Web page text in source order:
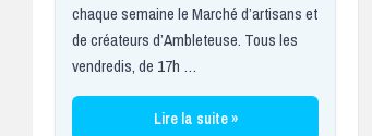
chaque semaine le Marché d’artisans et
de créateurs d’Ambleteuse. Tous les
vendredis, de 17h …
Lire la suite »